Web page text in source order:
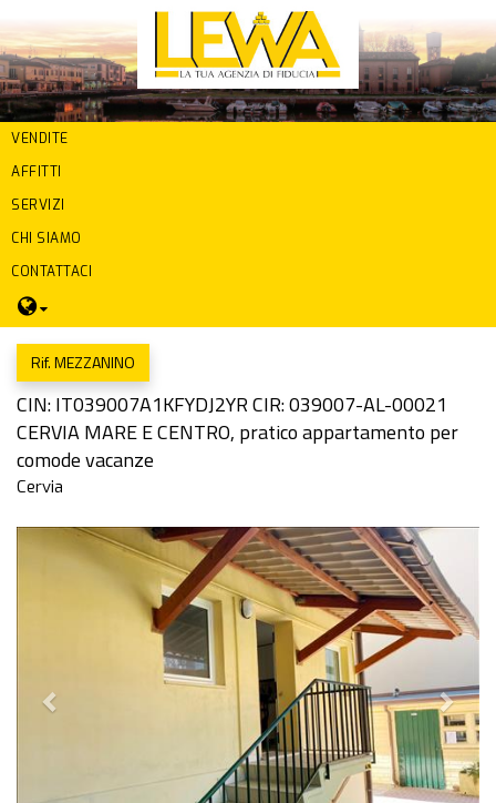
VENDITE
AFFITTI
SERVIZI
CHI SIAMO
CONTATTACI
Rif. MEZZANINO
CIN: IT039007A1KFYDJ2YR CIR: 039007-AL-00021
CERVIA MARE E CENTRO, pratico appartamento per
comode vacanze
Cervia
Previous